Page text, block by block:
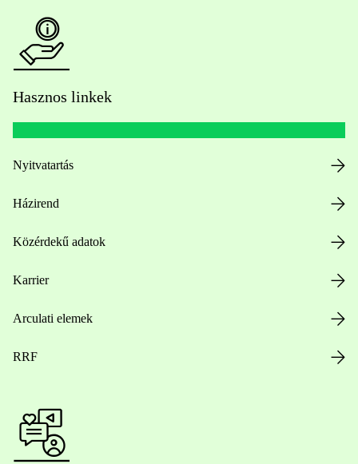
Hasznos linkek
Nyitvatartás
Házirend
Közérdekű adatok
Karrier
Arculati elemek
RRF